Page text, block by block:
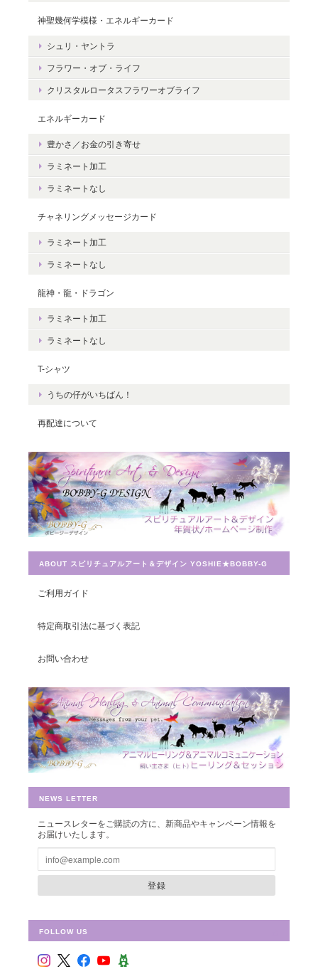
レビューありがとうございます。 ペット
さんとの絆をいつも感じていただけると
嬉しいです。＾＾
豊かさを受け取る♪豊かさ・豊かさの循環／エネルギーカード
2020/06/09
エネルギーカードを無事に受け取りました。 見ているだけで幸せ
した。 きっと温かく見守って頂けると思います。 末永く大切に致
しますね。 この度は本当にどうもありがとうございました。
無事にお手元に届き、安心いたしまし
て、嬉しいです。 これから、ますますた
2019/07/26
とても迅速に対応していただき感謝しています。 ありがとうござ
いました。
豊かさを受け取る♪豊かさ・豊かさの循環／エネルギーカード
2019/07/26
早速お財布に入れさせて頂きました。 ありがとうございました。
2018/10/08
2018/09/09
神聖幾何学模様・エネルギーカード
シュリ・ヤントラ
フラワー・オブ・ライフ
クリスタルロータスフラワーオブライフ
エネルギーカード
豊かさ／お金の引き寄せ
ラミネート加工
ラミネートなし
チャネリングメッセージカード
ラミネート加工
ラミネートなし
龍神・龍・ドラゴン
ラミネート加工
ラミネートなし
T-シャツ
うちの仔がいちばん！
再配達について
ABOUT スピリチュアルアート＆デザイン YOSHIE★BOBBY-G
ご利用ガイド
特定商取引法に基づく表記
お問い合わせ
NEWS LETTER
ニュースレターをご購読の方に、新商品やキャンペーン情報を
お届けいたします。
登録
FOLLOW US